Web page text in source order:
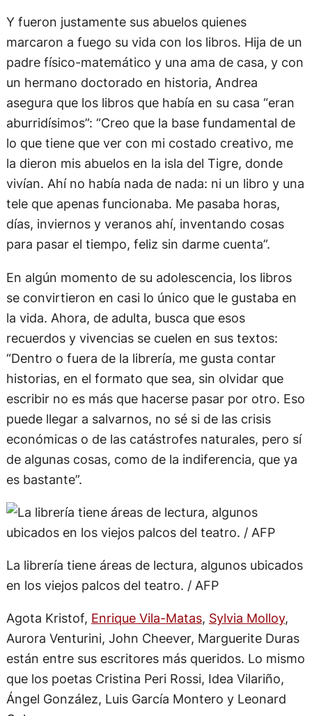
por el franquismo.
Y fueron justamente sus abuelos quienes
marcaron a fuego su vida con los libros. Hija de un
padre físico-matemático y una ama de casa, y con
un hermano doctorado en historia, Andrea
asegura que los libros que había en su casa “eran
aburridísimos”: “Creo que la base fundamental de
lo que tiene que ver con mi costado creativo, me
la dieron mis abuelos en la isla del Tigre, donde
vivían. Ahí no había nada de nada: ni un libro y una
tele que apenas funcionaba. Me pasaba horas,
días, inviernos y veranos ahí, inventando cosas
para pasar el tiempo, feliz sin darme cuenta”.
En algún momento de su adolescencia, los libros
se convirtieron en casi lo único que le gustaba en
la vida. Ahora, de adulta, busca que esos
recuerdos y vivencias se cuelen en sus textos:
“Dentro o fuera de la librería, me gusta contar
historias, en el formato que sea, sin olvidar que
escribir no es más que hacerse pasar por otro. Eso
puede llegar a salvarnos, no sé si de las crisis
económicas o de las catástrofes naturales, pero sí
de algunas cosas, como de la indiferencia, que ya
es bastante”.
La librería tiene áreas de lectura, algunos ubicados
en los viejos palcos del teatro. / AFP
Agota Kristof,Enrique Vila-Matas,Sylvia Molloy ,
Aurora Venturini, John Cheever, Marguerite Duras
están entre sus escritores más queridos. Lo mismo
que los poetas Cristina Peri Rossi, Idea Vilariño,